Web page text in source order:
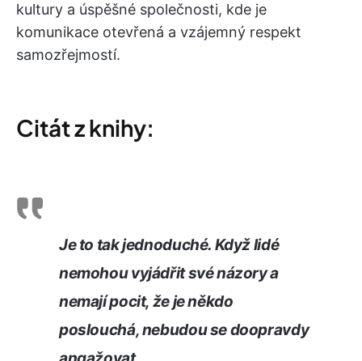
kultury a úspěšné společnosti, kde je
komunikace otevřená a vzájemný respekt
samozřejmostí.
Citát z knihy:
Je to tak jednoduché. Když lidé
nemohou vyjádřit své názory a
nemají pocit, že je někdo
poslouchá, nebudou se doopravdy